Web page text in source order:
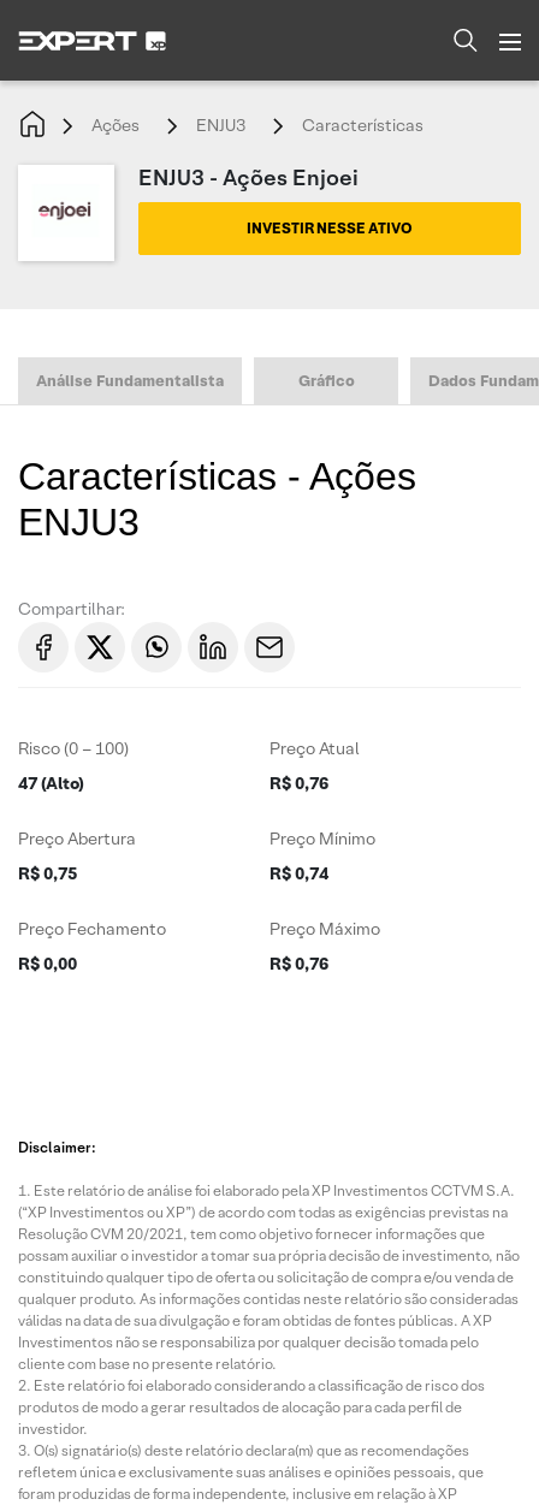
Ações ENJU3 Características
ENJU3 - Ações Enjoei
INVESTIR NESSE ATIVO
Análise Fundamentalista Gráfico Dados
Características - Ações
ENJU3
Compartilhar:
Risco (0 – 100)
47 (Alto)
Preço Atual
R$ 0,76
Preço Abertura
R$ 0,75
Preço Mínimo
R$ 0,74
Preço Fechamento
R$ 0,00
Preço Máximo
R$ 0,76
Disclaimer:
Este relatório de análise foi elaborado pela XP Investimentos CCTVM S.A.
(“XP Investimentos ou XP”) de acordo com todas as exigências previstas na
Resolução CVM 20/2021, tem como objetivo fornecer informações que
possam auxiliar o investidor a tomar sua própria decisão de investimento, não
constituindo qualquer tipo de oferta ou solicitação de compra e/ou venda de
qualquer produto. As informações contidas neste relatório são consideradas
válidas na data de sua divulgação e foram obtidas de fontes públicas. A XP
Investimentos não se responsabiliza por qualquer decisão tomada pelo
cliente com base no presente relatório.
Este relatório foi elaborado considerando a classificação de risco dos
produtos de modo a gerar resultados de alocação para cada perfil de
investidor.
O(s) signatário(s) deste relatório declara(m) que as recomendações
refletem única e exclusivamente suas análises e opiniões pessoais, que
foram produzidas de forma independente, inclusive em relação à XP